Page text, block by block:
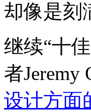
却像是刻
继续“十
者Jeremy
设计方面